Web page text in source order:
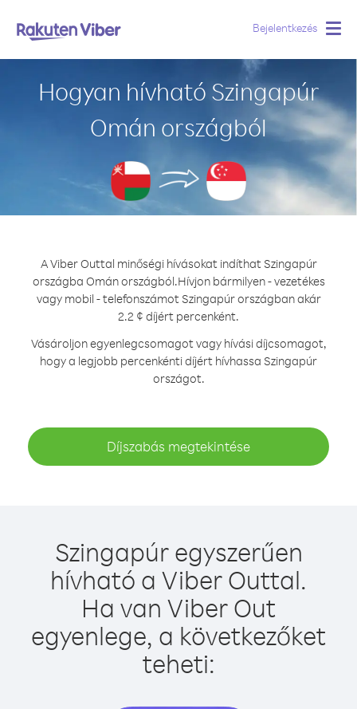
Bejelentkezés
Hogyan hívható Szingapúr
Omán országból
A Viber Outtal minőségi hívásokat indíthat Szingapúr
országba Omán országból.Hívjon bármilyen - vezetékes
vagy mobil - telefonszámot Szingapúr országban akár
2.2 ¢ díjért percenként.
Vásároljon egyenlegcsomagot vagy hívási díjcsomagot,
hogy a legjobb percenkénti díjért hívhassa Szingapúr
országot.
Díjszabás megtekintése
Szingapúr egyszerűen
hívható a Viber Outtal.
Ha van Viber Out
egyenlege, a következőket
teheti: